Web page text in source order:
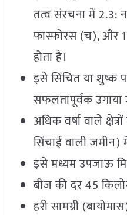
तत्व संरचना में 2.3:
फास्फोरस (च), और
होता है।
इसे सिंचित या शुष्क
सफलतापूर्वक उगाया
अधिक वर्षा वाले
सिंचाई वाली जमीन)
इसे मध्यम उपजाऊ
बीज की दर 45
हरी सामग्री